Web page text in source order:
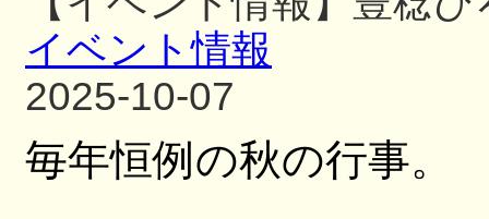
イベント情報
2025-10-07
毎年恒例の秋の行事。